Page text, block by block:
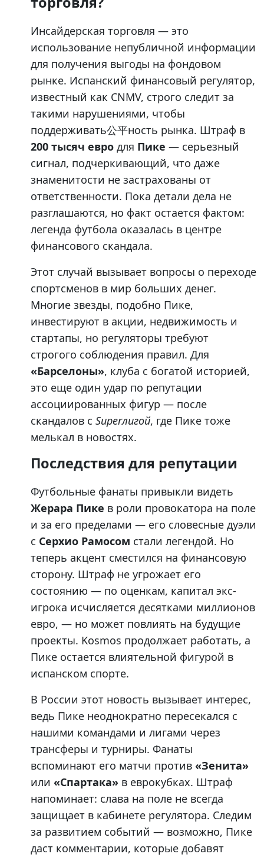
Инсайдерская торговля — это
использование непубличной информации
для получения выгоды на фондовом
рынке. Испанский финансовый регулятор,
известный как CNMV, строго следит за
такими нарушениями, чтобы
поддерживать公平ность рынка. Штраф в
200 тысяч евро для Пике — серьезный
сигнал, подчеркивающий, что даже
знаменитости не застрахованы от
ответственности. Пока детали дела не
разглашаются, но факт остается фактом:
легенда футбола оказалась в центре
финансового скандала.
Этот случай вызывает вопросы о переходе
спортсменов в мир больших денег.
Многие звезды, подобно Пике,
инвестируют в акции, недвижимость и
стартапы, но регуляторы требуют
строгого соблюдения правил. Для
«Барселоны», клуба с богатой историей,
это еще один удар по репутации
ассоциированных фигур — после
скандалов с Superлигой, где Пике тоже
мелькал в новостях.
Последствия для репутации
Футбольные фанаты привыкли видеть
Жерара Пике в роли провокатора на поле
и за его пределами — его словесные дуэли
с Серхио Рамосом стали легендой. Но
теперь акцент сместился на финансовую
сторону. Штраф не угрожает его
состоянию — по оценкам, капитал экс-
игрока исчисляется десятками миллионов
евро, — но может повлиять на будущие
проекты. Kosmos продолжает работать, а
Пике остается влиятельной фигурой в
испанском спорте.
В России этот новость вызывает интерес,
ведь Пике неоднократно пересекался с
нашими командами и лигами через
трансферы и турниры. Фанаты
вспоминают его матчи против «Зенита»
или «Спартака» в еврокубках. Штраф
напоминает: слава на поле не всегда
защищает в кабинете регулятора. Следим
за развитием событий — возможно, Пике
даст комментарии, которые добавят